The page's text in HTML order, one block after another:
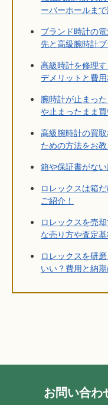
ーバーホールま
ブランド時計の
先と高級腕時計
高級時計を修理
デメリットと費
腕時計が止まっ
や止まったまま
高級腕時計の買
ための方法をお教
箱や保証書がな
ロレックスは箱
ご紹介！
ロレックスを売
な売り方や査定
ロレックスを研
いい？費用と納期
お問い合わ